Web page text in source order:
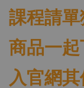
課程請
商品一起
入官網其